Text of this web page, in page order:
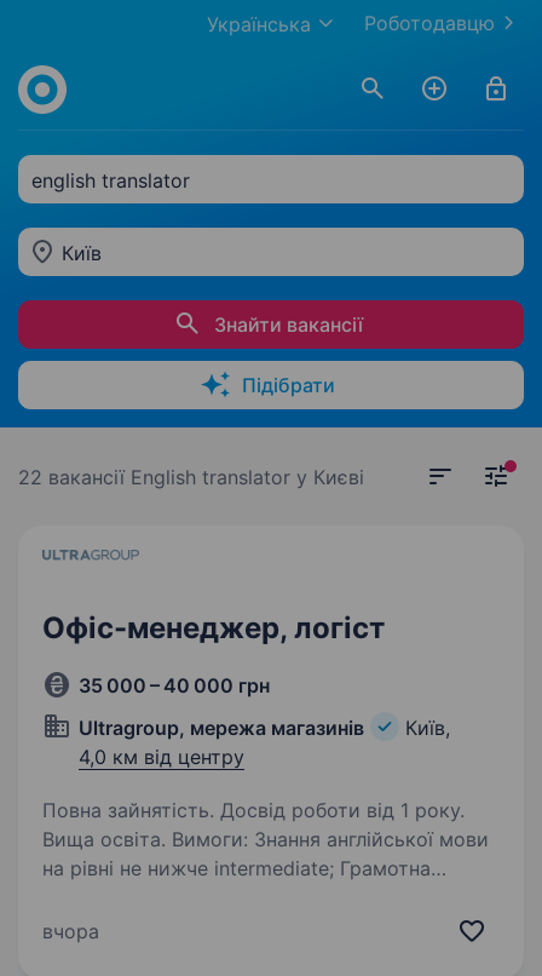
Роботодавцю
Українська
english translator
Київ
Знайти вакансії
Підібрати
22 вакансії English translator у Києві
Офіс-менеджер, логіст
35 000 – 40 000 грн
Ultragroup, мережа магазинів
Київ,
4,0 км від центру
Повна зайнятість. Досвід роботи від 1 року.
Вища освіта. Вимоги: Знання англійської мови
на рівні не нижче intermediate; Грамотна
користувач ПК, MS Office, EXCEL offline/online;
вчора